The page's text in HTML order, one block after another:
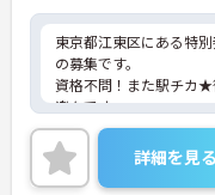
東京都江東区にある特
の募集です。
資格不問！また駅チカ★
楽々です。
福利厚生が整っており
けます。
ご興味のある方はお気
詳細を見る